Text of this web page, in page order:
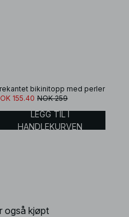
bikinitopp med perler
155.40 NOK 259
LEGG TIL I
HANDLEKURVEN
også kjøpt